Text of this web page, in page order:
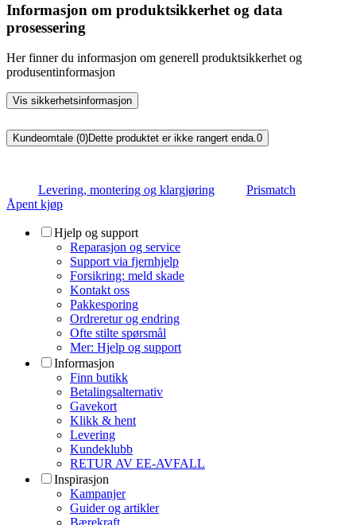
Informasjon om produktsikkerhet og data
prosessering
Her finner du informasjon om generell produktsikkerhet og
produsentinformasjon
Vis sikkerhetsinformasjon
Kundeomtale (0)Dette produktet er ikke rangert enda.0
Levering, montering og klargjøring
Prismatch
Åpent kjøp
Hjelp og support
Reparasjon og service
Support via fjernhjelp
Forsikring: meld skade
Kontakt oss
Pakkesporing
Ordreretur og endring
Ofte stilte spørsmål
Mer: Hjelp og support
Informasjon
Finn butikk
Betalingsalternativ
Gavekort
Klikk & hent
Levering
Kundeklubb
RETUR AV EE-AVFALL
Inspirasjon
Kampanjer
Guider og artikler
Bærekraft